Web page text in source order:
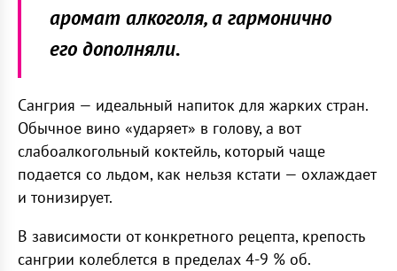
аромат алкоголя, а гармонично
его дополняли.
Сангрия — идеальный напиток для жарких стран.
Обычное вино «ударяет» в голову, а вот
слабоалкогольный коктейль, который чаще
подается со льдом, как нельзя кстати — охлаждает
и тонизирует.
В зависимости от конкретного рецепта, крепость
сангрии колеблется в пределах 4-9 % об.